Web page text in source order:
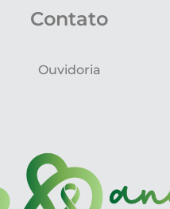
Contato
Ouvidoria